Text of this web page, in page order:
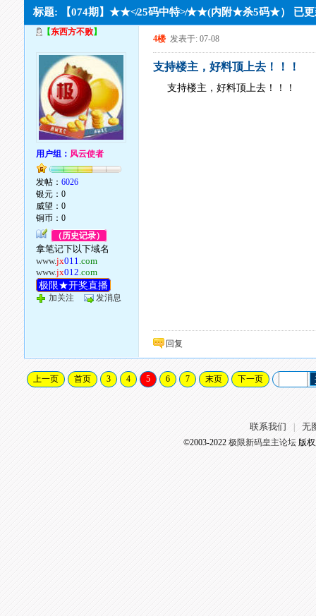
标题: 【074期】★★≮25码中特≯★★(内附★杀5码★） 已更
【东西方不败】
用户组： 风云使者
发帖：6026
银元：0
威望：0
铜币：0
（历史记录）
拿笔记下以下域名
www.jx011.com
www.jx012.com
极限★开奖直播
加关注 发消息
4楼 发表于: 07-08
支持楼主，好料顶上去！！！
支持楼主，好料顶上去！！！
回复
上一页 首页 3 4 5 6 7 末页 下一页
联系我们 无
©2003-2022 极限新码皇主论坛版权